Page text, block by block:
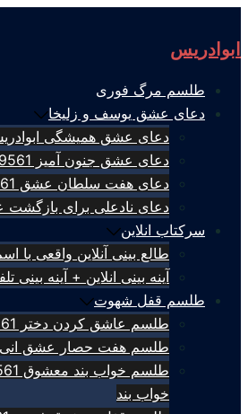
to
content
ابوادریس
طلسم مرگ فوری
دعای عشق یوسف و زلیخا
دعای عشق همیشگی ابوادریس
دعای عشق جنون آمیز 09924599561
دعای هفت سلطان عشق 09924599561
دعای نادعلی برای بازگشت عشق
سرکتاب انلاین
طالع بینی آنلاین واقعی با اسم
آینه بینی انلاین + آینه بینی تلفنی
طلسم قفل شهوت
طلسم عاشق کردن دختر 09924599561
طلسم هفت حصار عشق انی
خواب بند